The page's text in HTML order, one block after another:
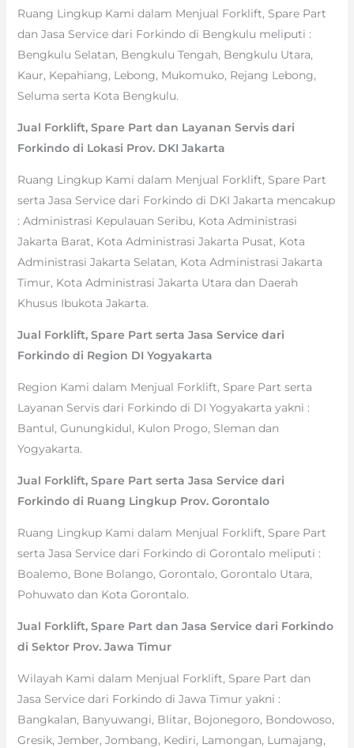
Ruang Lingkup Kami dalam Menjual Forklift, Spare Part
dan Jasa Service dari Forkindo di Bengkulu meliputi :
Bengkulu Selatan, Bengkulu Tengah, Bengkulu Utara,
Kaur, Kepahiang, Lebong, Mukomuko, Rejang Lebong,
Seluma serta Kota Bengkulu.
Jual Forklift, Spare Part dan Layanan Servis dari
Forkindo di Lokasi Prov. DKI Jakarta
Ruang Lingkup Kami dalam Menjual Forklift, Spare Part
serta Jasa Service dari Forkindo di DKI Jakarta mencakup
: Administrasi Kepulauan Seribu, Kota Administrasi
Jakarta Barat, Kota Administrasi Jakarta Pusat, Kota
Administrasi Jakarta Selatan, Kota Administrasi Jakarta
Timur, Kota Administrasi Jakarta Utara dan Daerah
Khusus Ibukota Jakarta.
Jual Forklift, Spare Part serta Jasa Service dari
Forkindo di Region DI Yogyakarta
Region Kami dalam Menjual Forklift, Spare Part serta
Layanan Servis dari Forkindo di DI Yogyakarta yakni :
Bantul, Gunungkidul, Kulon Progo, Sleman dan
Yogyakarta.
Jual Forklift, Spare Part serta Jasa Service dari
Forkindo di Ruang Lingkup Prov. Gorontalo
Ruang Lingkup Kami dalam Menjual Forklift, Spare Part
serta Jasa Service dari Forkindo di Gorontalo meliputi :
Boalemo, Bone Bolango, Gorontalo, Gorontalo Utara,
Pohuwato dan Kota Gorontalo.
Jual Forklift, Spare Part dan Jasa Service dari Forkindo
di Sektor Prov. Jawa Timur
Wilayah Kami dalam Menjual Forklift, Spare Part dan
Jasa Service dari Forkindo di Jawa Timur yakni :
Bangkalan, Banyuwangi, Blitar, Bojonegoro, Bondowoso,
Gresik, Jember, Jombang, Kediri, Lamongan, Lumajang,